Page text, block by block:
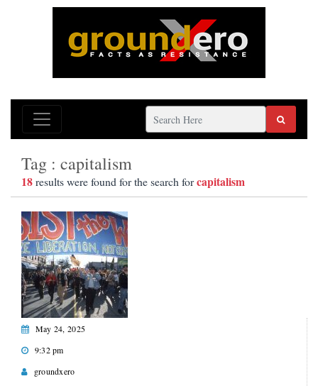
Tag : capitalism
18results were found for the search forcapitalism
May 24, 2025
9:32 pm
groundxero